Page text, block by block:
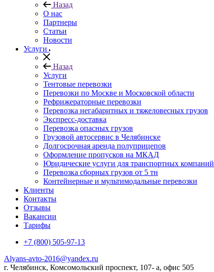
Назад
О нас
Партнеры
Статьи
Новости
Услуги
Назад
Услуги
Тентовые перевозки
Перевозки по Москве и Московской области
Рефрижераторные перевозки
Перевозка негабаритных и тяжеловесных грузов
Экспресс-доставка
Перевозка опасных грузов
Грузовой автосервис в Челябинске
Долгосрочная аренда полуприцепов
Оформление пропусков на МКАД
Юридические услуги для транспортных компаний
Перевозка сборных грузов от 5 тн
Контейнерные и мультимодальные перевозки
Клиенты
Контакты
Отзывы
Вакансии
Тарифы
+7 (800) 505-97-13
Alyans-avto-2016@yandex.ru
г. Челябинск, Комсомольский проспект, 107- а, офис 505